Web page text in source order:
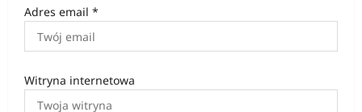
Adres email *
Witryna internetowa